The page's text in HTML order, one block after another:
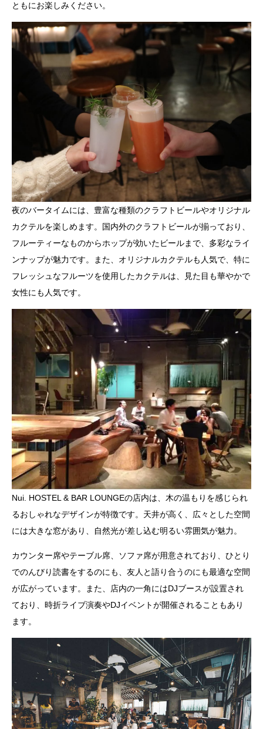
ともにお楽しみください。
夜のバータイムには、豊富な種類のクラフトビールやオリジナル
カクテルを楽しめます。国内外のクラフトビールが揃っており、
フルーティーなものからホップが効いたビールまで、多彩なライ
ンナップが魅力です。また、オリジナルカクテルも人気で、特に
フレッシュなフルーツを使用したカクテルは、見た目も華やかで
女性にも人気です。
Nui. HOSTEL & BAR LOUNGEの店内は、木の温もりを感じられ
るおしゃれなデザインが特徴です。天井が高く、広々とした空間
には大きな窓があり、自然光が差し込む明るい雰囲気が魅力。
カウンター席やテーブル席、ソファ席が用意されており、ひとり
でのんびり読書をするのにも、友人と語り合うのにも最適な空間
が広がっています。また、店内の一角にはDJブースが設置され
ており、時折ライブ演奏やDJイベントが開催されることもあり
ます。